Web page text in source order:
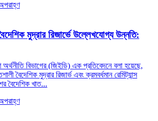
মুদ্রার রিজার্ভে উল্লেখযোগ্য উন্নতি:
অর্থনীতি বিভাগের (জিইডি) এক প্রতিবেদনে বলা হয়েছে,
বৈদেশিক মুদ্রার রিজার্ভ এবং ক্রমবর্ধমান রেমিট্যান্স
বৈদেশিক খাত...